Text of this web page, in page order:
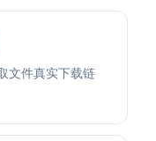
文件真实下载链